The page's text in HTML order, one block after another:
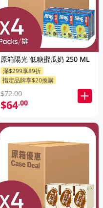
原箱陽光 低糖蜜瓜奶 250 ML
滿$299享89折
指定品牌享$20換購
$72.00
$64.00